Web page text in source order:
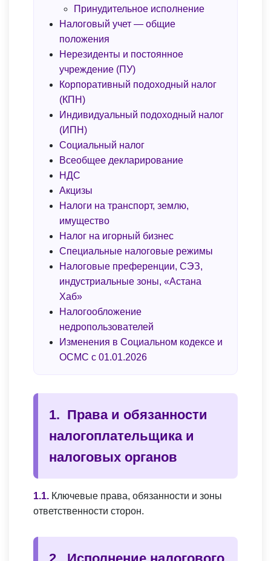
Принудительное исполнение
Налоговый учет — общие
положения
Нерезиденты и постоянное
учреждение (ПУ)
Корпоративный подоходный налог
(КПН)
Индивидуальный подоходный налог
(ИПН)
Социальный налог
Всеобщее декларирование
НДС
Акцизы
Налоги на транспорт, землю,
имущество
Налог на игорный бизнес
Специальные налоговые режимы
Налоговые преференции, СЭЗ,
индустриальные зоны, «Астана
Хаб»
Налогообложение
недропользователей
Изменения в Социальном кодексе и
ОСМС с 01.01.2026
Права и обязанности
налогоплательщика и
налоговых органов
Ключевые права, обязанности и зоны
ответственности сторон.